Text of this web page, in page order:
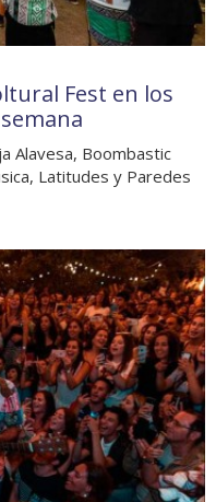
Fest en los
Alavesa, Boombastic
Latitudes y Paredes